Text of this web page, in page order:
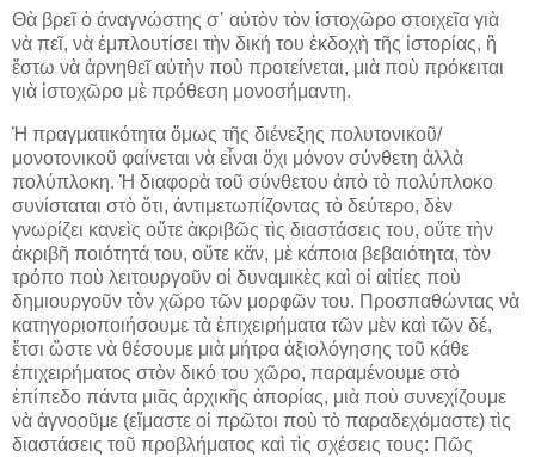
Θὰ βρεῖ ὁ ἀναγνώστης σ᾿ αὐτὸν τὸν ἱστοχῶρο στοιχεῖα γιὰ
νὰ πεῖ, νὰ ἐμπλουτίσει τὴν δική του ἐκδοχὴ τῆς ἱστορίας, ἢ
ἔστω νὰ ἀρνηθεῖ αὐτὴν ποὺ προτείνεται, μιὰ ποὺ πρόκειται
γιὰ ἱστοχῶρο μὲ πρόθεση μονοσήμαντη.
Ἡ πραγματικότητα ὅμως τῆς διένεξης πολυτονικοῦ/
μονοτονικοῦ φαίνεται νὰ εἶναι ὄχι μόνον σύνθετη ἀλλὰ
πολύπλοκη. Ἡ διαφορὰ τοῦ σύνθετου ἀπὸ τὸ πολύπλοκο
συνίσταται στὸ ὅτι, ἀντιμετωπίζοντας τὸ δεύτερο, δὲν
γνωρίζει κανεὶς οὔτε ἀκριβῶς τὶς διαστάσεις του, οὔτε τὴν
ἀκριβῆ ποιότητά του, οὔτε κἄν, μὲ κάποια βεβαιότητα, τὸν
τρόπο ποὺ λειτουργοῦν οἱ δυναμικὲς καὶ οἱ αἰτίες ποὺ
δημιουργοῦν τὸν χῶρο τῶν μορφῶν του. Προσπαθώντας νὰ
κατηγοριοποιήσουμε τὰ ἐπιχειρήματα τῶν μὲν καὶ τῶν δέ,
ἔτσι ὥστε νὰ θέσουμε μιὰ μήτρα ἀξιολόγησης τοῦ κάθε
ἐπιχειρήματος στὸν δικό του χῶρο, παραμένουμε στὸ
ἐπίπεδο πάντα μιᾶς ἀρχικῆς ἀπορίας, μιὰ ποὺ συνεχίζουμε
νὰ ἀγνοοῦμε (εἴμαστε οἱ πρῶτοι ποὺ τὸ παραδεχόμαστε) τὶς
διαστάσεις τοῦ προβλήματος καὶ τὶς σχέσεις τους: Πῶς